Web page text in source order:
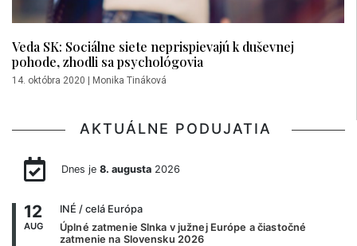
Veda SK: Sociálne siete neprispievajú k duševnej
pohode, zhodli sa psychológovia
14. októbra 2020 Monika Tináková
AKTUÁLNE PODUJATIA
Dnes je 8. augusta2026
12
AUG
INÉ / celá Európa
Úplné zatmenie Slnka v južnej Európe a čiastočné
zatmenie na Slovensku 2026